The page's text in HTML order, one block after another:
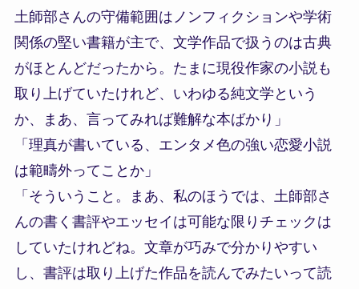
土師部さんの守備範囲はノンフィクションや学術
関係の堅い書籍が主で、文学作品で扱うのは古典
がほとんどだったから。たまに現役作家の小説も
取り上げていたけれど、いわゆる純文学という
か、まあ、言ってみれば難解な本ばかり」
「理真が書いている、エンタメ色の強い恋愛小説
は範疇外ってことか」
「そういうこと。まあ、私のほうでは、土師部さ
んの書く書評やエッセイは可能な限りチェックは
していたけれどね。文章が巧みで分かりやすい
し、書評は取り上げた作品を読んでみたいって読